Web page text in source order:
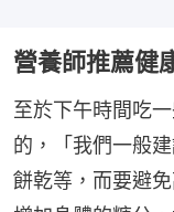
營養師推薦健
至於下午時間吃
的，「我們一般
餅乾等，而要避